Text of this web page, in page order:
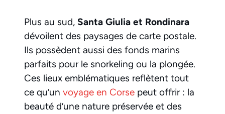
Plus au sud, Santa Giulia et Rondinara
dévoilent des paysages de carte postale.
Ils possèdent aussi des fonds marins
parfaits pour le snorkeling ou la plongée.
Ces lieux emblématiques reflètent tout
ce qu’un voyage en Corse peut offrir : la
beauté d’une nature préservée et des